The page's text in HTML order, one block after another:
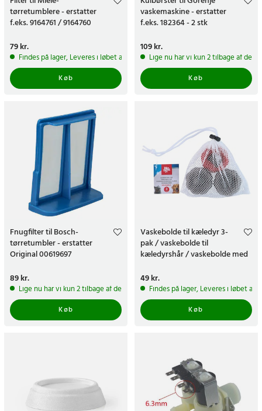
tørretumblere - erstatter
f.eks. 9164761 / 9164760
Pris:79 kr.
79 kr.
Findes på lager, Leveres i løbet af 1-2 hverdage
Køb
vaskemaskine - erstatter
f.eks. 182364 - 2 stk
Pris:109 kr.
109 kr.
Lige nu har vi kun 2 tilbage af
Køb
Fnugfilter til Bosch-
tørretumbler - erstatter
Original 00619697
Pris:89 kr.
89 kr.
Lige nu har vi kun 2 tilbage af dette produkt
Køb
Vaskebolde til kæledyr 3-
pak / vaskebolde til
kæledyrshår / vaskebolde med
Pris:49 kr.
49 kr.
Findes på lager, Leveres i løbet af
Køb